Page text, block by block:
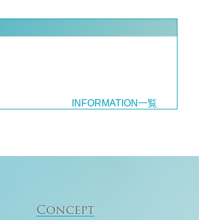
INFORMATION一覧
Concept